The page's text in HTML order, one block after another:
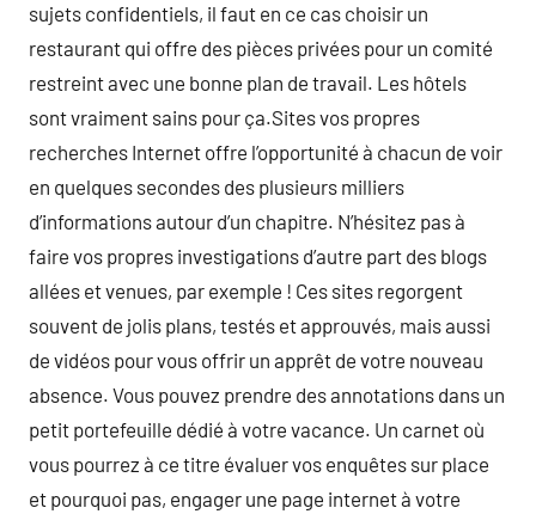
sujets confidentiels, il faut en ce cas choisir un
restaurant qui offre des pièces privées pour un comité
restreint avec une bonne plan de travail. Les hôtels
sont vraiment sains pour ça.Sites vos propres
recherches Internet offre l’opportunité à chacun de voir
en quelques secondes des plusieurs milliers
d’informations autour d’un chapitre. N’hésitez pas à
faire vos propres investigations d’autre part des blogs
allées et venues, par exemple ! Ces sites regorgent
souvent de jolis plans, testés et approuvés, mais aussi
de vidéos pour vous offrir un apprêt de votre nouveau
absence. Vous pouvez prendre des annotations dans un
petit portefeuille dédié à votre vacance. Un carnet où
vous pourrez à ce titre évaluer vos enquêtes sur place
et pourquoi pas, engager une page internet à votre